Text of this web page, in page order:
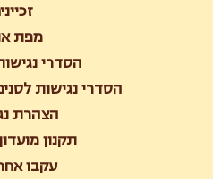
מפת
הסדרי
הסדרי נגישות
הצהרת
תקנון
עקבו